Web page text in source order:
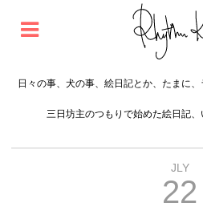
日々の事、犬の事、絵日記とか、たまに
三日坊主のつもりで始めた絵日記
JLY
22